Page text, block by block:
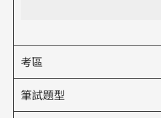
考區
筆試題型